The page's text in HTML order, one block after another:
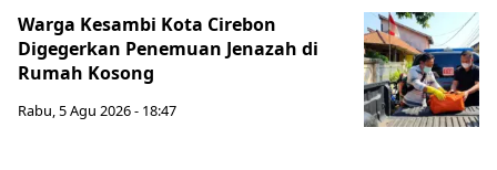
Warga Kesambi Kota Cirebon
Digegerkan Penemuan Jenazah di
Rumah Kosong
Rabu, 5 Agu 2026 - 18:47